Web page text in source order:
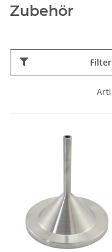
Zubehör